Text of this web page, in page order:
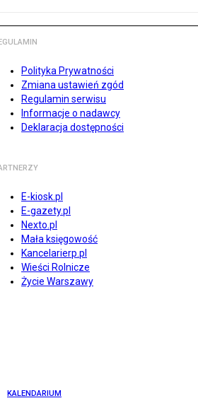
Polityka Prywatności
Zmiana ustawień zgód
Regulamin serwisu
Informacje o nadawcy
Deklaracja dostępności
E-kiosk.pl
E-gazety.pl
Nexto.pl
Mała księgowość
Kancelarierp.pl
Wieści Rolnicze
Życie Warszawy
KALENDARIUM